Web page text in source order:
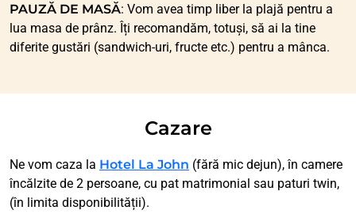
PAUZĂ DE MASĂ: Vom avea timp liber la plajă pentru a
lua masa de prânz. Îți recomandăm, totuși, să ai la tine
diferite gustări (sandwich-uri, fructe etc.) pentru a mânca.
Cazare
Ne vom caza la Hotel La John (fără mic dejun), în camere
încălzite de 2 persoane, cu pat matrimonial sau paturi twin,
(în limita disponibilității).